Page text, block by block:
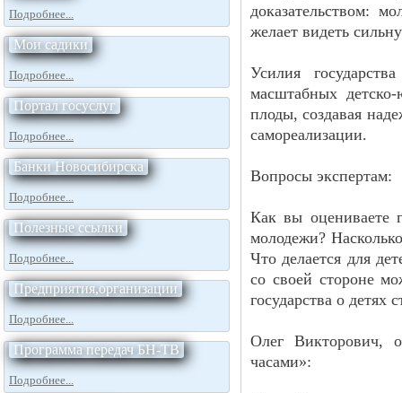
Подробнее...
Мои садики
Подробнее...
Портал госуслуг
Подробнее...
Банки Новосибирска
Подробнее...
Полезные ссылки
Подробнее...
Предприятия,организации
Подробнее...
Программа передач БН-ТВ
Подробнее...
доказательством:
желает видеть
Усилия
масштабных
плоды, создавая
самореализации.
Вопросы экспертам:
Как вы оцениваете
молодежи?
Что делается для
со своей стороне
государства о детях
Олег Викторович,
часами»: